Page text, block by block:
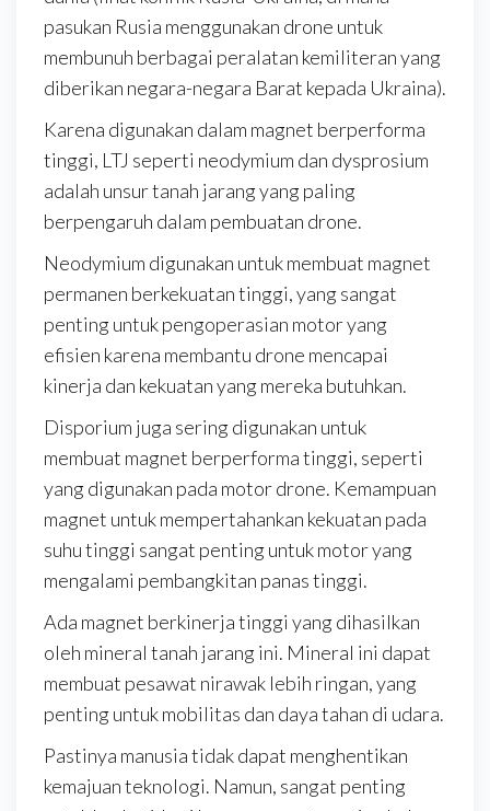
pasukan Rusia menggunakan drone untuk
membunuh berbagai peralatan kemiliteran yang
diberikan negara-negara Barat kepada Ukraina).
Karena digunakan dalam magnet berperforma
tinggi, LTJ seperti neodymium dan dysprosium
adalah unsur tanah jarang yang paling
berpengaruh dalam pembuatan drone.
Neodymium digunakan untuk membuat magnet
permanen berkekuatan tinggi, yang sangat
penting untuk pengoperasian motor yang
efisien karena membantu drone mencapai
kinerja dan kekuatan yang mereka butuhkan.
Disporium juga sering digunakan untuk
membuat magnet berperforma tinggi, seperti
yang digunakan pada motor drone. Kemampuan
magnet untuk mempertahankan kekuatan pada
suhu tinggi sangat penting untuk motor yang
mengalami pembangkitan panas tinggi.
Ada magnet berkinerja tinggi yang dihasilkan
oleh mineral tanah jarang ini. Mineral ini dapat
membuat pesawat nirawak lebih ringan, yang
penting untuk mobilitas dan daya tahan di udara.
Pastinya manusia tidak dapat menghentikan
kemajuan teknologi. Namun, sangat penting